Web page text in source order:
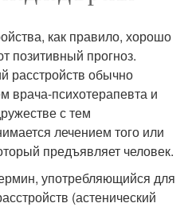
как правило, хорошо
позитивный прогноз.
расстройств обычно
врача-психотерапевта и
с тем
лечением того или
предъявляет человек.
употребляющийся для
(астенический